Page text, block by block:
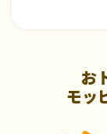
お
モッ